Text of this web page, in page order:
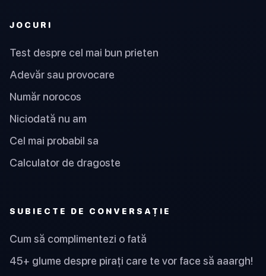
JOCURI
Test despre cel mai bun prieten
Adevăr sau provocare
Număr norocos
Niciodată nu am
Cel mai probabil sa
Calculator de dragoste
SUBIECTE DE CONVERSAȚIE
Cum să complimentezi o fată
45+ glume despre pirați care te vor face să aaargh!